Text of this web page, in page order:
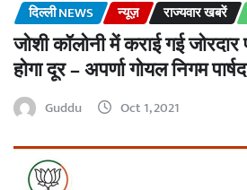
दिल्ली NEWS न्यूज़ राज्यवार खबरें
जोशी कॉलोनी में कराई गई
होगा दूर – अपर्णा गोयल निगम पार्षद
Guddu Oct 1, 2021